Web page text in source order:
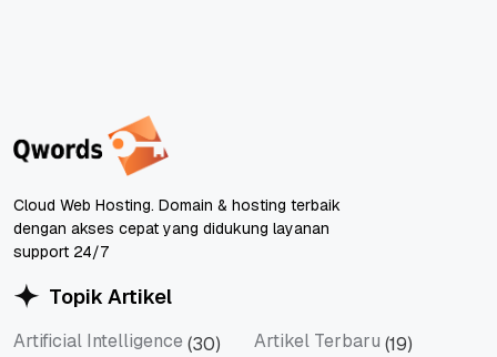
Cloud Web Hosting. Domain & hosting terbaik
dengan akses cepat yang didukung layanan
support 24/7
Topik Artikel
Artificial Intelligence (30) Artikel Terbaru (19)